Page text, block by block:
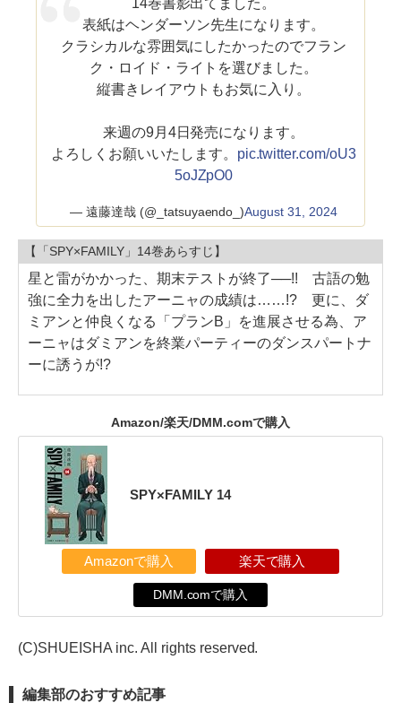
表紙はヘンダーソン先生になります。
クラシカルな雰囲気にしたかったのでフラン
ク・ロイド・ライトを選びました。
縦書きレイアウトもお気に入り。
来週の9月4日発売になります。
よろしくお願いいたします。 pic.twitter.com/oU3
5oJZpO0
— 遠藤達哉 (@_tatsuyaendo_)August 31, 2024
【「SPY×FAMILY」14巻あらすじ】
星と雷がかかった、期末テストが終了──!! 古語の勉
強に全力を出したアーニャの成績は……!? 更に、ダ
ミアンと仲良くなる「プランB」を進展させる為、ア
ーニャはダミアンを終業パーティーのダンスパートナ
ーに誘うが!?
Amazon/楽天/DMM.comで購入
SPY×FAMILY 14
Amazonで購入 楽天で購入
DMM.comで購入
(C)SHUEISHA inc. All rights reserved.
編集部のおすすめ記事